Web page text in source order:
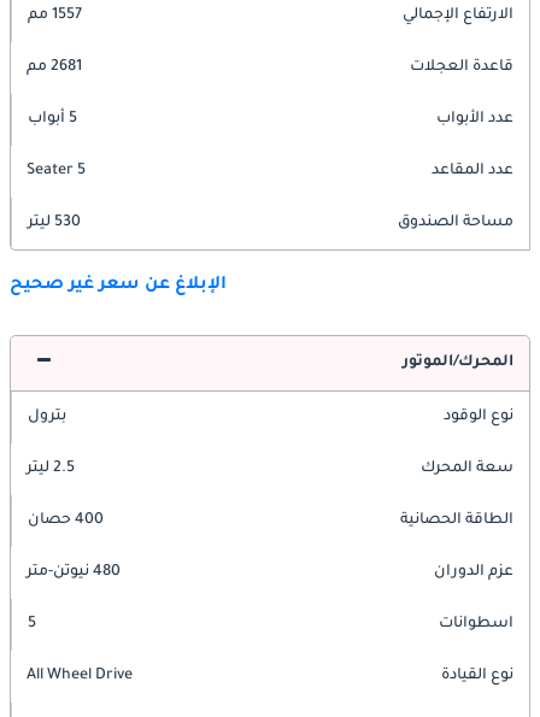
الارتفاع الإجمالي 1557 مم
قاعدة العجلات 2681 مم
عدد الأبواب 5 أبواب
عدد المقاعد 5 Seater
مساحة الصندوق 530 ليتر
الإبلاغ عن سعر غير صحيح
المحرك/الموتور
نوع الوقود بترول
سعة المحرك 2.5 ليتر
الطاقة الحصانية 400 حصان
عزم الدوران 480 نيوتن-متر
اسطوانات 5
نوع القيادة All Wheel Drive